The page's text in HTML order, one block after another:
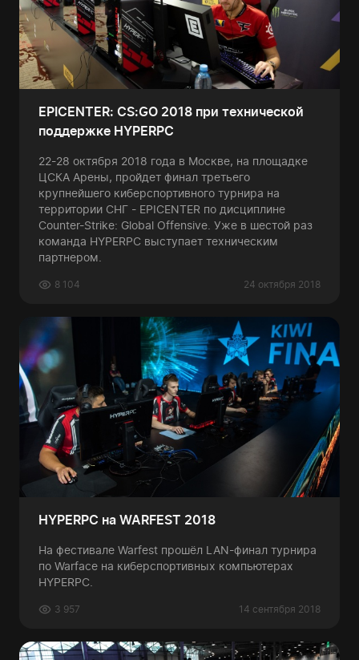
EPICENTER: CS:GO 2018 при технической
поддержке HYPERPC
22-28 октября 2018 года в Москве, на площадке
ЦСКА Арены, пройдет финал третьего
крупнейшего киберспортивного турнира на
территории СНГ - EPICENTER по дисциплине
Counter-Strike: Global Offensive. Уже в шестой раз
команда HYPERPC выступает техническим
партнером.
24 октября 2018
8 104
HYPERPC на WARFEST 2018
На фестивале Warfest прошёл LAN-финал турнира
по Warface на киберспортивных компьютерах
HYPERPC.
14 сентября 2018
3 957